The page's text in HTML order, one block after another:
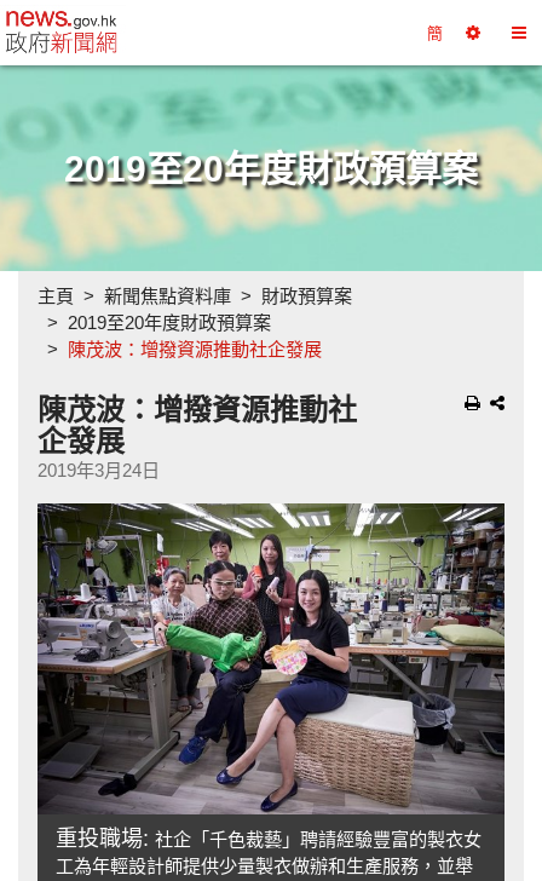
政府新聞網主頁 簡
擇
工
具
換
目
錄
2019至20年度財政預算案
主頁 新聞焦點資料庫
財政預算案
2019至20年度財政預算案
陳茂波：增撥資源推動社企發展
陳茂波：增撥資源推動社
企發展
2019年3月24日
重投職場: 社企「千色裁藝」聘請經驗豐富的製衣女
工為年輕設計師提供少量製衣做辦和生產服務，並舉